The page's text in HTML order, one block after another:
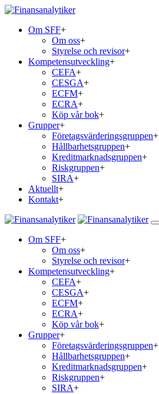
Om SFF+
Om oss+
Styrelse och revisor+
Kompetensutveckling+
CEFA+
CESGA+
ECFM+
ECRA+
Köp vår bok+
Grupper+
Företagsvärderingsgruppen+
Hållbarhetsgruppen+
Kreditmarknadsgruppen+
Riskgruppen+
SIRA+
Aktuellt+
Kontakt+
Om SFF+
Om oss+
Styrelse och revisor+
Kompetensutveckling+
CEFA+
CESGA+
ECFM+
ECRA+
Köp vår bok+
Grupper+
Företagsvärderingsgruppen+
Hållbarhetsgruppen+
Kreditmarknadsgruppen+
Riskgruppen+
SIRA+